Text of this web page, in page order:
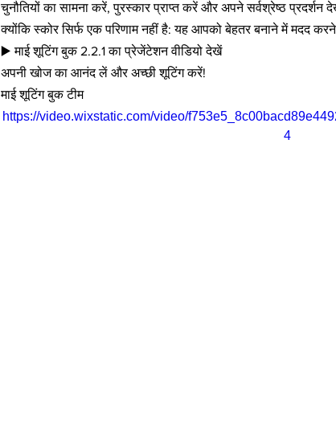
चुनौतियों का सामना करें, पुरस्कार प्राप्त करें और अपने सर्वश्रेष्ठ प्रदर्शन
क्योंकि स्कोर सिर्फ एक परिणाम नहीं है: यह आपको बेहतर बनाने में मदद करने
▶️ माई शूटिंग बुक 2.2.1 का प्रेजेंटेशन वीडियो देखें
अपनी खोज का आनंद लें और अच्छी शूटिंग करें!
माई शूटिंग बुक टीम
https://video.wixstatic.com/video/
4